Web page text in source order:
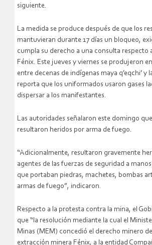
siguiente.
La medida se produce después de que los
mantuvieran durante 17 días un bloqueo,
cumpla su derecho a una consulta respecto
Fénix. Este jueves y viernes se produjeron
entre decenas de indígenas maya q’eqchi’ y
reporta que los uniformados usaron gases
dispersar a los manifestantes.
Las autoridades señalaron este domingo
resultaron heridos por arma de fuego.
“Adicionalmente, resultaron gravemente
agentes de las fuerzas de seguridad a
que portaban piedras, machetes, bombas
armas de fuego”, indicaron.
Respecto a la protesta contra la mina, el
que “la resolución mediante la cual el
Minas (MEM) concedió el derecho minero
extracción minera Fénix, a la entidad